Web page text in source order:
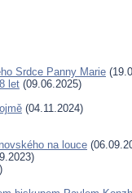
Srdce Panny Marie
let (09.06.2025)
(04.11.2024)
na louce